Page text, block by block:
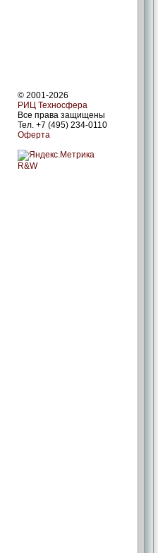
© 2001-2026
РИЦ Техносфера
Все права защищены
Тел. +7 (495) 234-0110
Оферта
R&W